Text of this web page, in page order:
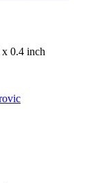
0.4 inch